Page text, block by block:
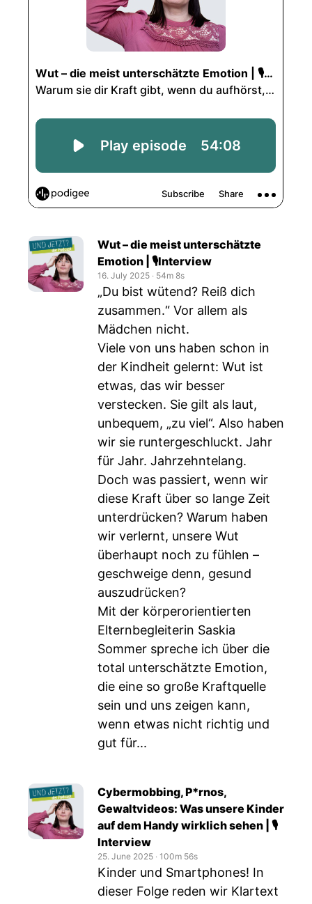
Wut – die meist unterschätzte
Emotion | 🎙️Interview
16. July 2025 ‧ 54m 8s
„Du bist wütend? Reiß dich
zusammen.“ Vor allem als
Mädchen nicht.
Viele von uns haben schon in
der Kindheit gelernt: Wut ist
etwas, das wir besser
verstecken. Sie gilt als laut,
unbequem, „zu viel“. Also haben
wir sie runtergeschluckt. Jahr
für Jahr. Jahrzehntelang.
Doch was passiert, wenn wir
diese Kraft über so lange Zeit
unterdrücken? Warum haben
wir verlernt, unsere Wut
überhaupt noch zu fühlen –
geschweige denn, gesund
auszudrücken?
Mit der körperorientierten
Elternbegleiterin Saskia
Sommer spreche ich über die
total unterschätzte Emotion,
die eine so große Kraftquelle
sein und uns zeigen kann,
wenn etwas nicht richtig und
gut für...
Cybermobbing, P*rnos,
Gewaltvideos: Was unsere Kinder
auf dem Handy wirklich sehen | 🎙️
Interview
25. June 2025 ‧ 100m 56s
Kinder und Smartphones! In
dieser Folge reden wir Klartext